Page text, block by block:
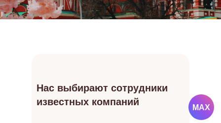
Нас выбирают сотрудники
известных компаний
MAX